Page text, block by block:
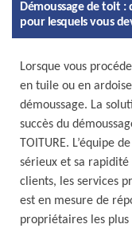
Démoussage de toit
pour lesquels vous
Lorsque vous
en tuile ou en
démoussage. La
succès du
TOITURE. L’équipe
sérieux et sa rapidité
clients, les services
est en mesure de
propriétaires les plus